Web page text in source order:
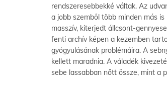
rendszeresebbekké váltak. Az
a jobb szemből több minden más
masszív, kiterjedt állcsont-
fenti archív képen a kezemben
gyógyulásának problémáira. A
kellett maradnia. A váladék
sebe lassabban nőtt össze, mint a